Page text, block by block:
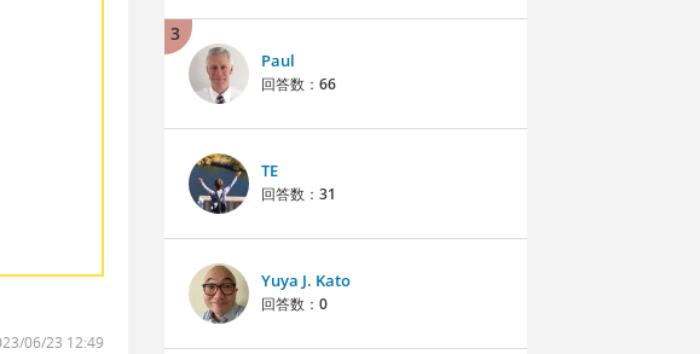
06/23 12:49
3
Paul
回答数： 66
TE
回答数： 31
Yuya J. Kato
回答数： 0